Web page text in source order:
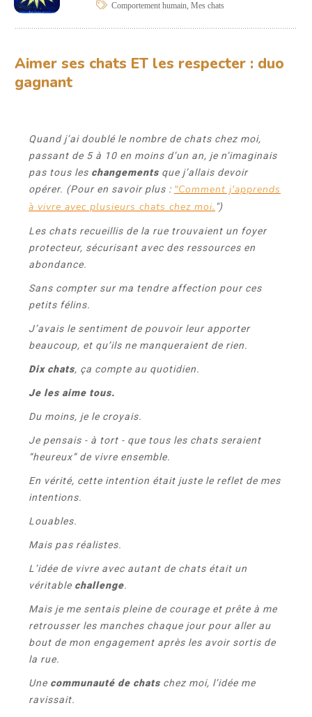
Comportement humain, Mes chats
Aimer ses chats ET les respecter : duo
gagnant
Quand j’ai doublé le nombre de chats chez moi,
passant de 5 à 10 en moins d’un an, je n’imaginais
pas tous les changements que j’allais devoir
opérer. (Pour en savoir plus : "Comment j'apprends
à vivre avec plusieurs chats chez moi. ")
Les chats recueillis de la rue trouvaient un foyer
protecteur, sécurisant avec des ressources en
abondance.
Sans compter sur ma tendre affection pour ces
petits félins.
J’avais le sentiment de pouvoir leur apporter
beaucoup, et qu’ils ne manqueraient de rien.
Dix chats, ça compte au quotidien.
Je les aime tous.
Du moins, je le croyais.
Je pensais - à tort - que tous les chats seraient
“heureux” de vivre ensemble.
En vérité, cette intention était juste le reflet de mes
intentions.
Louables.
Mais pas réalistes.
L’idée de vivre avec autant de chats était un
véritable challenge.
Mais je me sentais pleine de courage et prête à me
retrousser les manches chaque jour pour aller au
bout de mon engagement après les avoir sortis de
la rue.
Une communauté de chats chez moi, l’idée me
ravissait.